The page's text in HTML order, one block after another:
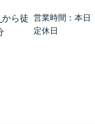
から徒 営業時間：本日
定休日